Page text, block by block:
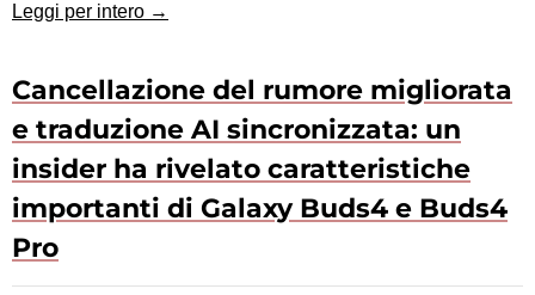
Leggi per intero →
Cancellazione del rumore migliorata
e traduzione AI sincronizzata: un
insider ha rivelato caratteristiche
importanti di Galaxy Buds4 e Buds4
Pro